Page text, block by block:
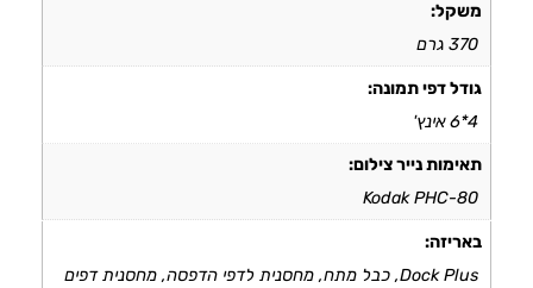
משקל:
370 גרם
גודל דפי תמונה:
4*6 אינץ'
תאימות נייר צילום:
Kodak PHC-80
באריזה:
Dock Plus, כבל מתח, מחסנית לדפי הדפסה, מחסנית דפים